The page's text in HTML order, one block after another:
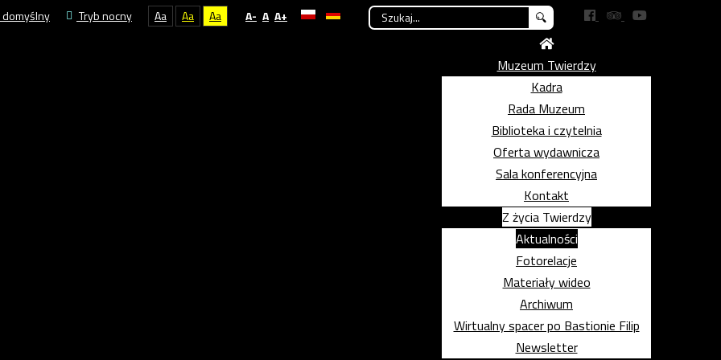
Szukaj...
Tryb nocny Aa Aa Aa A- A A+
Muzeum Twierdzy
Kadra
Rada Muzeum
Biblioteka i czytelnia
Oferta wydawnicza
Sala konferencyjna
Kontakt
Z życia Twierdzy
Aktualności
Fotorelacje
Materiały wideo
Archiwum
Wirtualny spacer po Bastionie Filip
Newsletter